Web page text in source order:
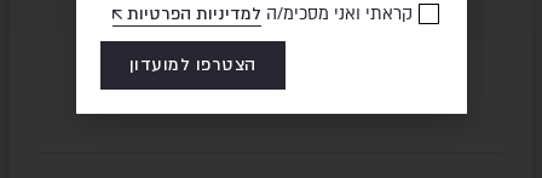
קראתי ואני מסכימ/הלמדיניות הפרטיות
הצטרפו למועדון